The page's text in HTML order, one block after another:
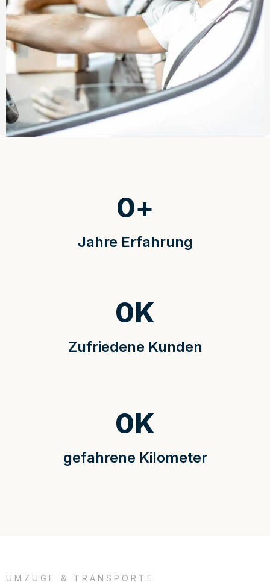
Jahre Erfahrung
0+
Zufriedene Kunden
0K
gefahrene Kilometer
0K
UMZÜGE & TRANSPORTE